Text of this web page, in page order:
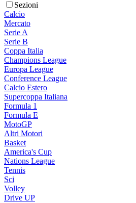
Sezioni
Calcio
Mercato
Serie A
Serie B
Coppa Italia
Champions League
Europa League
Conference League
Calcio Estero
Supercoppa Italiana
Formula 1
Formula E
MotoGP
Altri Motori
Basket
America's Cup
Nations League
Tennis
Sci
Volley
Drive UP